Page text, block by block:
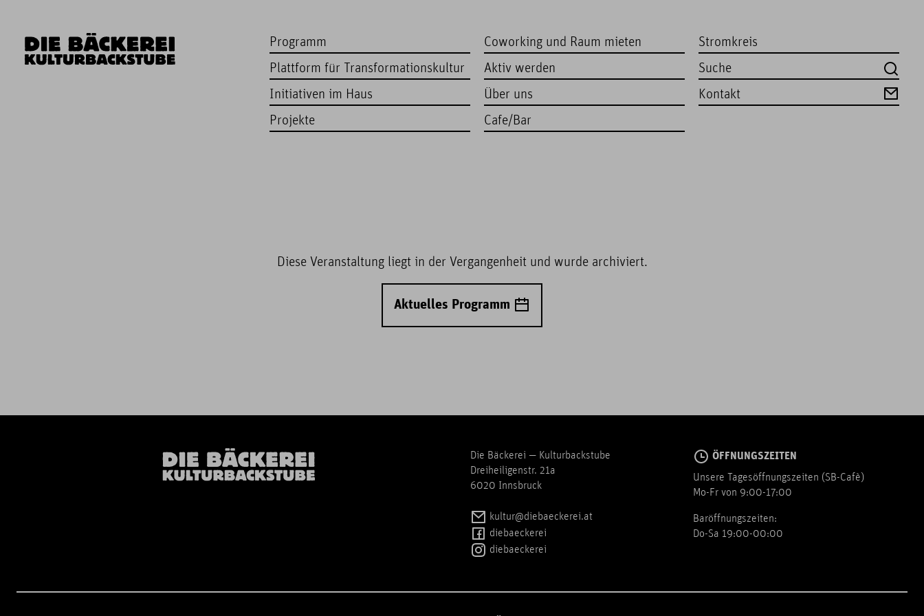
Programm
Plattform für Transformationskultur
Initiativen im Haus
Projekte
Coworking und Raum mieten
Aktiv werden
Über uns
Cafe/Bar
Stromkreis
Kontakt
Diese Veranstaltung liegt in der Vergangenheit und wurde archiviert.
Aktuelles Programm
Die Bäckerei — Kulturbackstube
Dreiheiligenstr. 21a
6020 Innsbruck
kultur@diebaeckerei.at
diebaeckerei
diebaeckerei
ÖFFNUNGSZEITEN
Unsere Tagesöffnungszeiten (SB-Cafè)
Mo-Fr von 9:00-17:00
Baröffnungszeiten:
Do-Sa 19:00-00:00